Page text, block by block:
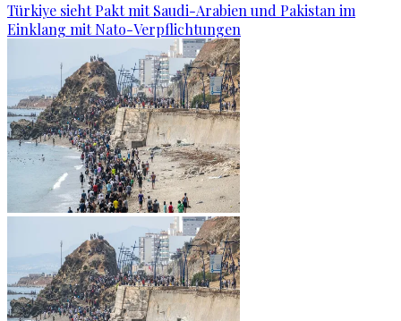
Türkiye sieht Pakt mit Saudi-Arabien und Pakistan im
Einklang mit Nato-Verpflichtungen